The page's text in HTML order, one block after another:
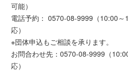
可能）
電話予約： 0570-08-9999（10:00
応）
※団体申込もご相談を承ります。
お問合わせ先：0570-08-9999（
応）